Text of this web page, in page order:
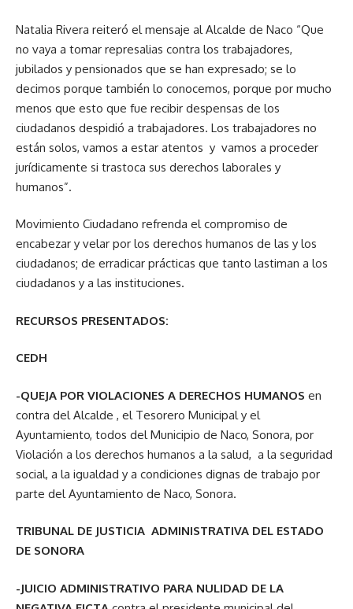
Natalia Rivera reiteró el mensaje al Alcalde de Naco “Que
no vaya a tomar represalias contra los trabajadores,
jubilados y pensionados que se han expresado; se lo
decimos porque también lo conocemos, porque por mucho
menos que esto que fue recibir despensas de los
ciudadanos despidió a trabajadores. Los trabajadores no
están solos, vamos a estar atentos y vamos a proceder
jurídicamente si trastoca sus derechos laborales y
humanos”.
Movimiento Ciudadano refrenda el compromiso de
encabezar y velar por los derechos humanos de las y los
ciudadanos; de erradicar prácticas que tanto lastiman a los
ciudadanos y a las instituciones.
RECURSOS PRESENTADOS:
CEDH
-QUEJA POR VIOLACIONES A DERECHOS HUMANOS en
contra del Alcalde , el Tesorero Municipal y el
Ayuntamiento, todos del Municipio de Naco, Sonora, por
Violación a los derechos humanos a la salud, a la seguridad
social, a la igualdad y a condiciones dignas de trabajo por
parte del Ayuntamiento de Naco, Sonora.
TRIBUNAL DE JUSTICIA ADMINISTRATIVA DEL ESTADO
DE SONORA
-JUICIO ADMINISTRATIVO PARA NULIDAD DE LA